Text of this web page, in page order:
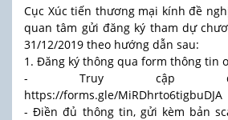
Cục Xúc tiến thương mại kính đề
quan tâm gửi đăng ký tham dự
31/12/2019 theo hướng dẫn sau:
1. Đăng ký thông qua form thông tin
- Truy cập
https://forms.gle/MiRDhrto6tigbuDJA
- Điền đủ thông tin, gửi kèm bản